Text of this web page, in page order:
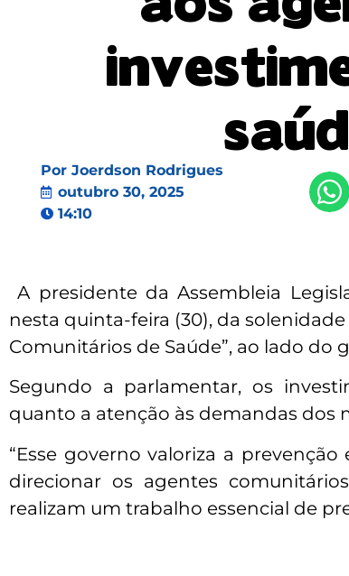
Por Joerdson Rodrigues
outubro 30, 2025
14:10
A presidente da Assembleia
nesta quinta-feira (30), da
Comunitários de Saúde”, ao lado do
Segundo a parlamentar, os
quanto a atenção às demandas dos
“Esse governo valoriza a
direcionar os agentes
realizam um trabalho essencial de